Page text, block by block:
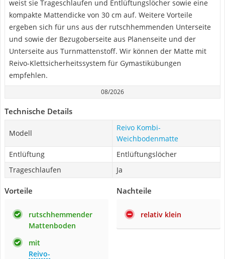
weist sie Trageschlaufen und Entlüftungslöcher sowie eine
kompakte Mattendicke von 30 cm auf. Weitere Vorteile
ergeben sich für uns aus der rutschhemmenden Unterseite
und sowie der Bezugoberseite aus Planenseite und der
Unterseite aus Turnmattenstoff. Wir können der Matte mit
Reivo-Klettsicherheitssystem für Gymastikübungen
empfehlen.
08/2026
Technische Details
Modell
Reivo Kombi-
Weichbodenmatte
Entlüftung
Entlüftungslöcher
Trageschlaufen
Ja
Vorteile
rutschhemmender
Mattenboden
mit
Reivo-
Nachteile
relativ klein